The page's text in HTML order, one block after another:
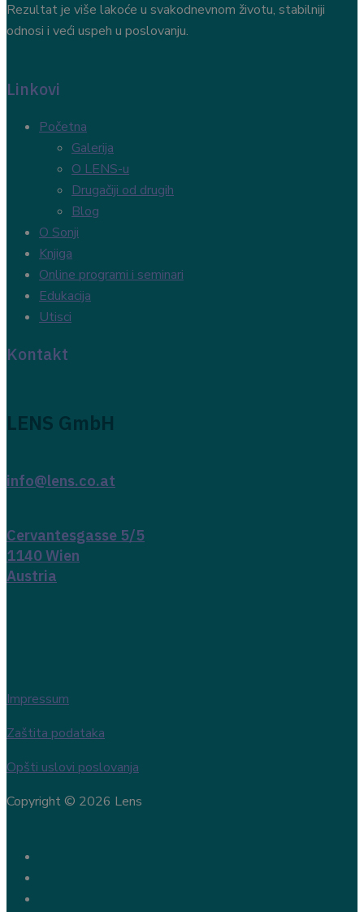
Rezultat je više lakoće u svakodnevnom životu, stabilniji
odnosi i veći uspeh u poslovanju.
Linkovi
Početna
Galerija
O LENS-u
Drugačiji od drugih
Blog
O Sonji
Knjiga
Online programi i seminari
Edukacija
Utisci
Kontakt
LENS GmbH
info@lens.co.at
Cervantesgasse 5/5
1140 Wien
Austria
Impressum
Zaštita podataka
Opšti uslovi poslovanja
Copyright © 2026 Lens